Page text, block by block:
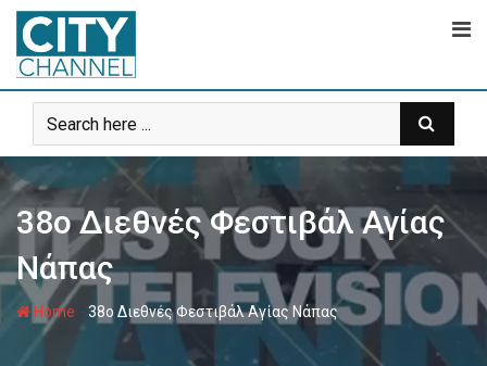
Skip
content
38ο Διεθνές Φεστιβάλ Αγίας
Νάπας
Home 38ο Διεθνές Φεστιβάλ Αγίας Νάπας